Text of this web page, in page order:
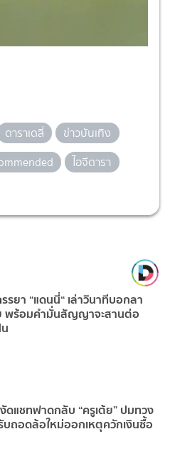
ดาราเดลี่
ข่าวบันเทิง
ไอจีดารา
รรยา “แดนนี่“ เล่าวินาทีบอกลา
พร้อมคำมั่นสัญญาจะสานต่อ
ดแชทฟาดกลับ “ครูเต้ย” ปมทวง
ถอดล้อใหม่ออกเหตุควักเงินซื้อ